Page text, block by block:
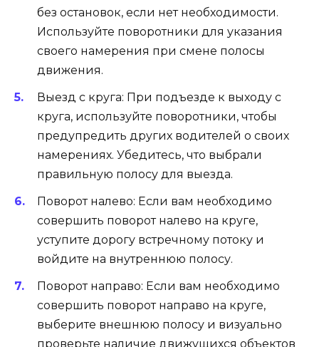
без остановок, если нет необходимости.
Используйте поворотники для указания
своего намерения при смене полосы
движения.
Выезд с круга: При подъезде к выходу с
круга, используйте поворотники, чтобы
предупредить других водителей о своих
намерениях. Убедитесь, что выбрали
правильную полосу для выезда.
Поворот налево: Если вам необходимо
совершить поворот налево на круге,
уступите дорогу встречному потоку и
войдите на внутреннюю полосу.
Поворот направо: Если вам необходимо
совершить поворот направо на круге,
выберите внешнюю полосу и визуально
проверьте наличие движущихся объектов